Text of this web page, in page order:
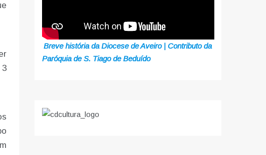
Breve história da Diocese de Aveiro | Contributo da
Paróquia de S. Tiago de Beduído